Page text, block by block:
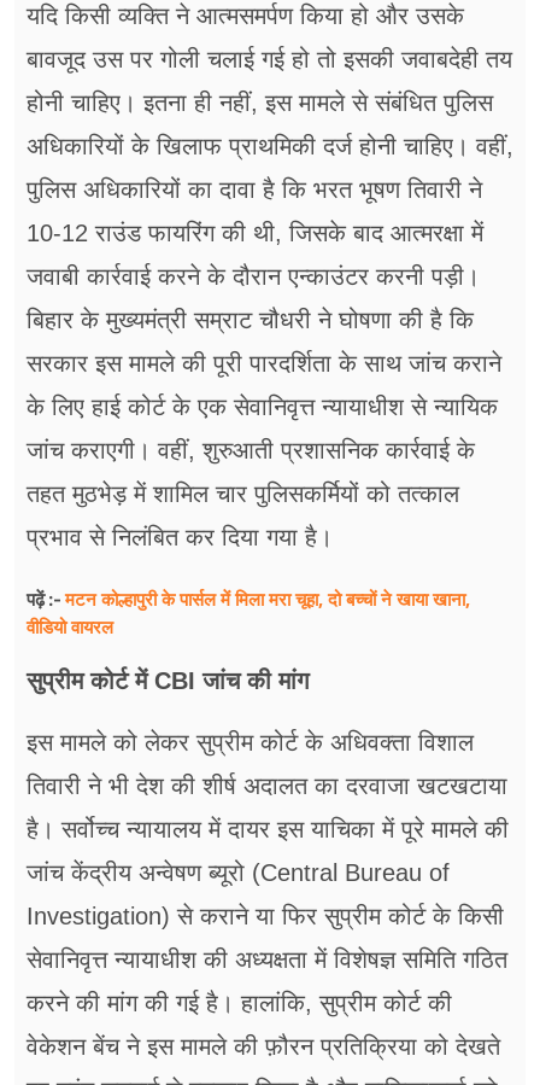
यदि किसी व्यक्ति ने आत्मसमर्पण किया हो और उसके
बावजूद उस पर गोली चलाई गई हो तो इसकी जवाबदेही तय
होनी चाहिए। इतना ही नहीं, इस मामले से संबंधित पुलिस
अधिकारियों के खिलाफ प्राथमिकी दर्ज होनी चाहिए। वहीं,
पुलिस अधिकारियों का दावा है कि भरत भूषण तिवारी ने
10-12 राउंड फायरिंग की थी, जिसके बाद आत्मरक्षा में
जवाबी कार्रवाई करने के दौरान एन्काउंटर करनी पड़ी।
बिहार के मुख्यमंत्री सम्राट चौधरी ने घोषणा की है कि
सरकार इस मामले की पूरी पारदर्शिता के साथ जांच कराने
के लिए हाई कोर्ट के एक सेवानिवृत्त न्यायाधीश से न्यायिक
जांच कराएगी। वहीं, शुरुआती प्रशासनिक कार्रवाई के
तहत मुठभेड़ में शामिल चार पुलिसकर्मियों को तत्काल
प्रभाव से निलंबित कर दिया गया है।
पढ़ें :-मटन कोल्हापुरी के पार्सल में मिला मरा चूहा, दो बच्चों ने खाया खाना,
वीडियो वायरल
सुप्रीम कोर्ट में CBI जांच की मांग
इस मामले को लेकर सुप्रीम कोर्ट के अधिवक्ता विशाल
तिवारी ने भी देश की शीर्ष अदालत का दरवाजा खटखटाया
है। सर्वोच्च न्यायालय में दायर इस याचिका में पूरे मामले की
जांच केंद्रीय अन्वेषण ब्यूरो (Central Bureau of
Investigation) से कराने या फिर सुप्रीम कोर्ट के किसी
सेवानिवृत्त न्यायाधीश की अध्यक्षता में विशेषज्ञ समिति गठित
करने की मांग की गई है। हालांकि, सुप्रीम कोर्ट की
वेकेशन बेंच ने इस मामले की फ़ौरन प्रतिक्रिया को देखते